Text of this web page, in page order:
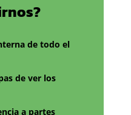
de todo el
de ver los
a partes